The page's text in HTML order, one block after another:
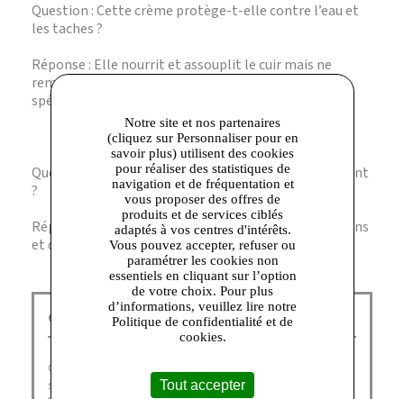
Question : Cette crème protège-t-elle contre l’eau et
les taches ?
Réponse : Elle nourrit et assouplit le cuir mais ne
remplace pas un traitement imperméabilisant
spécifique.
Question : Est-ce un produit sûr pour un usage fréquent
?
Réponse : Oui, à condition de respecter les instructions
et de garder le produit hors de portée des enfants.
GEOX Corbeil :
Geox doit son succès international à ses chaussures aux
semelles innovantes et brevetées qui laissent respirer
Notre site et nos partenaires
(cliquez sur Personnaliser pour en
savoir plus) utilisent des cookies
pour réaliser des statistiques de
navigation et de fréquentation et
vous proposer des offres de
produits et de services ciblés
adaptés à vos centres d'intérêts.
Vous pouvez accepter, refuser ou
paramétrer les cookies non
essentiels en cliquant sur l’option
de votre choix. Pour plus
d’informations, veuillez lire notre
Politique de confidentialité et de
cookies.
Tout accepter